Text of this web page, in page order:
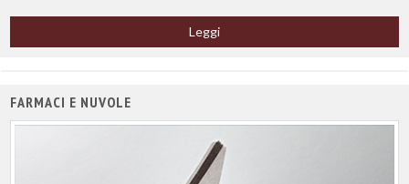
Leggi
FARMACI E NUVOLE